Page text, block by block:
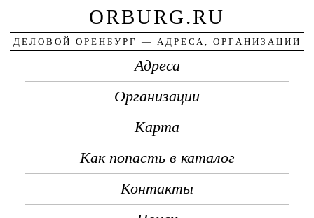
ORBURG.RU
ДЕЛОВОЙ ОРЕНБУРГ — АДРЕСА, ОРГАНИЗАЦИИ
Адреса
Организации
Карта
Как попасть в каталог
Контакты